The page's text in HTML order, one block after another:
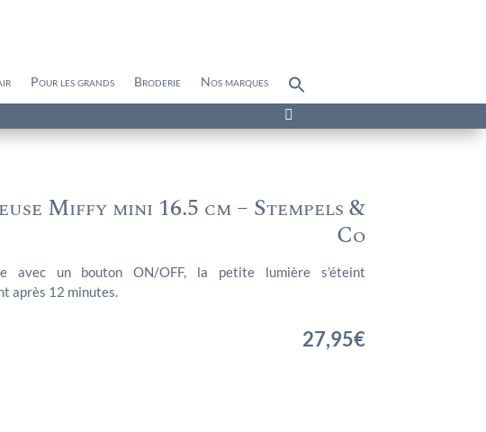
Pour les grands Broderie Nos marques
for:

Miffy mini 16.5 cm – Stempels &
Co
avec un bouton ON/OFF, la petite lumière s’éteint
après 12 minutes.
27,95€